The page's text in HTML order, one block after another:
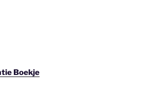
Boekje